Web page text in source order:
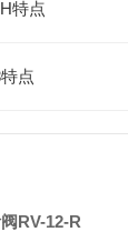
特点
点
RV-12-R